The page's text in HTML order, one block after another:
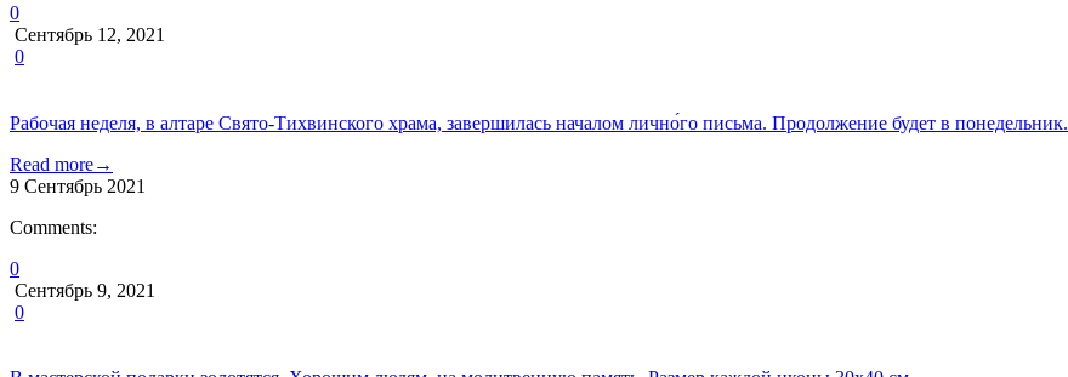
0
Сентябрь 12, 2021
0
Рабочая неделя, в алтаре Свято-Тихвинского храма, завершилась началом лично́го письма. Продолжение будет в понедельник.
Read more→
9 Сентябрь 2021
Comments:
0
Сентябрь 9, 2021
0